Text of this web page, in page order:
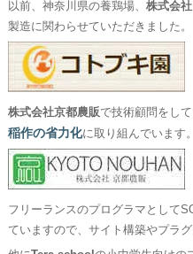
以前、神奈川県の養鶏場、 株式会
製造に関わらせていただきました。
株式会社京都農販で技術顧問をして
稲作の省力化に取り組んでいます。
フリーランスのプログラマとして
ていますので、サイト構築やプラ